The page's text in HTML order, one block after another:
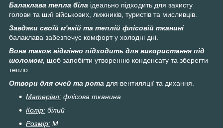
Балаклава тепла біла ідеально підходить для захисту
голови та шиї військових, лижників, туристів та мисливців.
Завдяки своїй м'якій та теплій флісовій тканині
балаклава забезпечує комфорт у холодні дні.
Вона також відмінно підходить для використання під
шоломом, щоб запобігти утворенню конденсату та зберегти
тепло.
Отвори для очей та рота для вентиляції та дихання.
Матеріал: флісова тканина
Колір: білий
Розмір: М